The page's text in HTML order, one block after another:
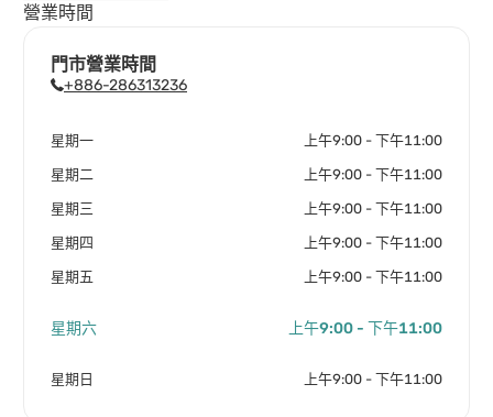
營業時間
門市營業時間
+886-286313236
星期一 上午9:00 - 下午11:00
星期二 上午9:00 - 下午11:00
星期三 上午9:00 - 下午11:00
星期四 上午9:00 - 下午11:00
星期五 上午9:00 - 下午11:00
星期六 上午9:00 - 下午11:00
星期日 上午9:00 - 下午11:00